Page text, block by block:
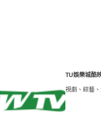
TU娛樂城酷
、線上看 tv電視劇、綜藝、體育